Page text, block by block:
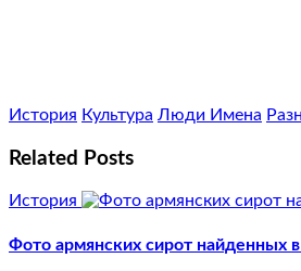
История Культура Люди Имена
Related Posts
История
Фото армянских сирот найденных